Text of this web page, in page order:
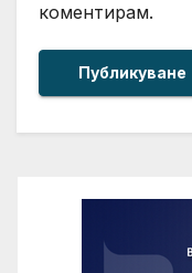
коментирам.